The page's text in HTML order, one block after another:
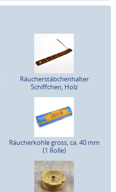
Räucherstäbchenhalter
Schiffchen, Holz
Räucherkohle gross, ca. 40 mm
(1 Rolle)